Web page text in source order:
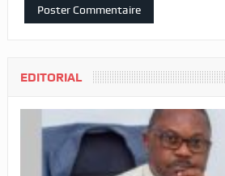
EDITORIAL